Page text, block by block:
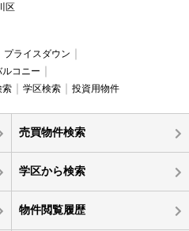
区
プライスダウン
ルコニー
索 学区検索 投資用物件
売買物件検索
学区から検索
物件閲覧履歴